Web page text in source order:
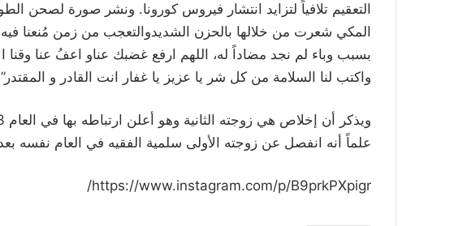
التعقيم تلافياً لتزايد انتشار فيروس كورونا. ونشر صورة لصحن
المكي شعرت من خلالها بالحزن الشديدوالتعجب من زمن مُنعنا
بسبب وباء لم نجد مضاداً له، اللهم ارفع غضبك عناو اعفُ عنا وقنا
واكتب لنا السلامة من كل شر يا عزيز يا غفار انت القادر و
علماً أنه انفصل عن زوجته الأولى سلمية الفقيه في العام نفسه
https://www.instagram.com/p/B9prkPXpigr/